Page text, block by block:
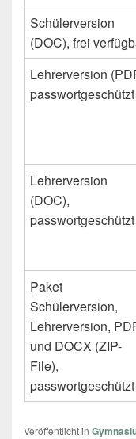
Schülerversion
(DOC), frei
Lehrerversion
passwortgeschützt
Lehrerversion
(DOC),
passwortgeschützt
Paket
Schülerversion,
Lehrerversion,
und DOCX (ZIP-
File),
passwortgeschützt
Veröffentlicht in